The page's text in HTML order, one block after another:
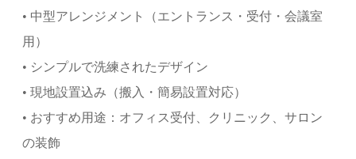
• 中型アレンジメント（エントランス・受付・会議室
用）
• シンプルで洗練されたデザイン
• 現地設置込み（搬入・簡易設置対応）
• おすすめ用途：オフィス受付、クリニック、サロン
の装飾